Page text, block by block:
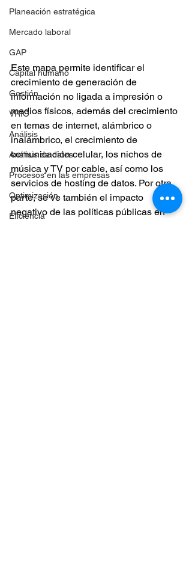
Planeación estratégica
Mercado laboral
GAP
Capital humano
Gestión
VRIO
Análisis
Análisis de datos
Procesos en las empresas
Optimización
Eficiencia
Este mapa permite identificar el
crecimiento de generación de
información no ligada a impresión o
medios físicos, además del crecimiento
en temas de internet, alámbrico o
inalámbrico, el crecimiento de
comunicación celular, los nichos de
música y TV por cable, así como los
servicios de hosting de datos. Por otra
parte, se ve también el impacto
negativo de las políticas públicas en